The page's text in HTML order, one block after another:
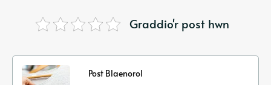
Graddio'r post hwn
Post Blaenorol